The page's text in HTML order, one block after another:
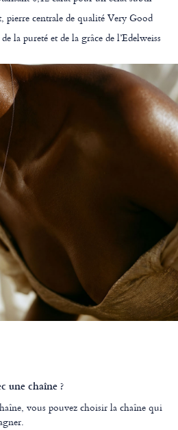
pierre centrale de qualité Very Good
la pureté et de la grâce de l’Edelweiss
une chaîne ?
vous pouvez choisir la chaîne qui